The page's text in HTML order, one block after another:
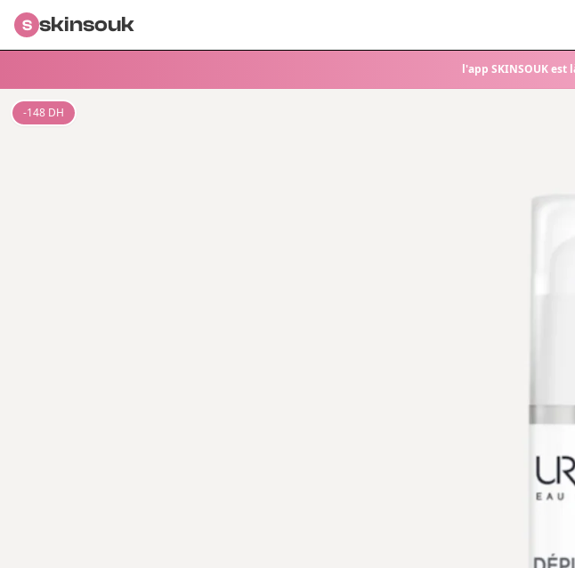
l'app SKINSOUK est
S skinsouk
-148 DH